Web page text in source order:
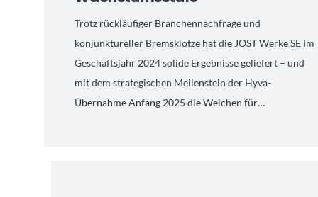
Trotz rückläufiger Branchennachfrage und
konjunktureller Bremsklötze hat die JOST Werke SE im
Geschäftsjahr 2024 solide Ergebnisse geliefert – und
mit dem strategischen Meilenstein der Hyva-
Übernahme Anfang 2025 die Weichen für…